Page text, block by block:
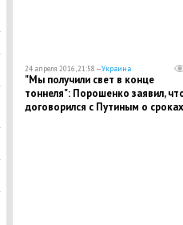
24 апреля 2016, 21:58 —Украина
"Мы получили свет в конце
тоннеля": Порошенко заявил,
договорился с Путиным о сроках